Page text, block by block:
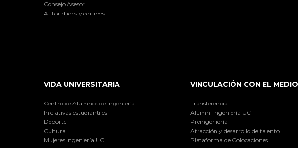
Consejo Asesor
Autoridades y equipos
VIDA UNIVERSITARIA
Centro de Alumnos de Ingeniería
Iniciativas estudiantiles
Deporte
Cultura
Mujeres Ingeniería UC
VINCULACIÓN CON EL MEDIO
Transferencia
Alumni Ingeniería UC
Preingeniería
Atracción y desarrollo de talento
Plataforma de Colocaciones